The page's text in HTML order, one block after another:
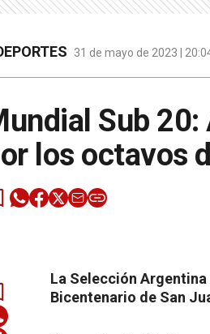
31 de mayo de 2023 |
Sub
los octavos
La Selección
Bicentenario de San